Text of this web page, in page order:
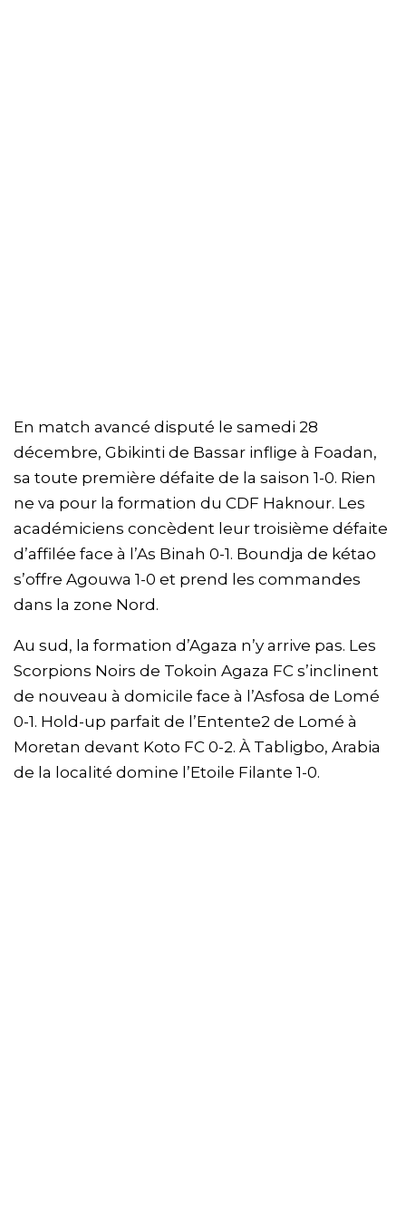
En match avancé disputé le samedi 28
décembre, Gbikinti de Bassar inflige à Foadan,
sa toute première défaite de la saison 1-0. Rien
ne va pour la formation du CDF Haknour. Les
académiciens concèdent leur troisième défaite
d’affilée face à l’As Binah 0-1. Boundja de kétao
s’offre Agouwa 1-0 et prend les commandes
dans la zone Nord.
Au sud, la formation d’Agaza n’y arrive pas. Les
Scorpions Noirs de Tokoin Agaza FC s’inclinent
de nouveau à domicile face à l’Asfosa de Lomé
0-1. Hold-up parfait de l’Entente2 de Lomé à
Moretan devant Koto FC 0-2. À Tabligbo, Arabia
de la localité domine l’Etoile Filante 1-0.